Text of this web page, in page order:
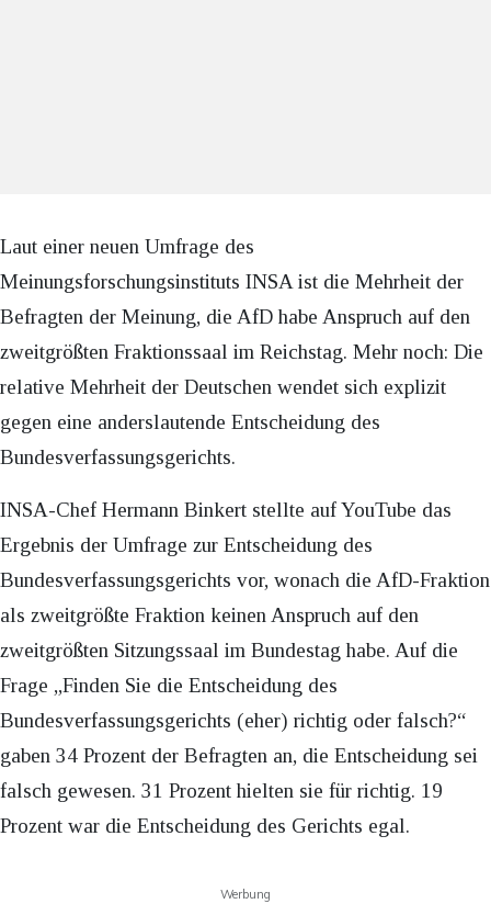
Laut einer neuen Umfrage des
Meinungsforschungsinstituts INSA ist die Mehrheit der
Befragten der Meinung, die AfD habe Anspruch auf den
zweitgrößten Fraktionssaal im Reichstag. Mehr noch: Die
relative Mehrheit der Deutschen wendet sich explizit
gegen eine anderslautende Entscheidung des
Bundesverfassungsgerichts.
INSA-Chef Hermann Binkert stellte auf YouTube das
Ergebnis der Umfrage zur Entscheidung des
Bundesverfassungsgerichts vor, wonach die AfD-Fraktion
als zweitgrößte Fraktion keinen Anspruch auf den
zweitgrößten Sitzungssaal im Bundestag habe. Auf die
Frage „Finden Sie die Entscheidung des
Bundesverfassungsgerichts (eher) richtig oder falsch?“
gaben 34 Prozent der Befragten an, die Entscheidung sei
falsch gewesen. 31 Prozent hielten sie für richtig. 19
Prozent war die Entscheidung des Gerichts egal.
Werbung